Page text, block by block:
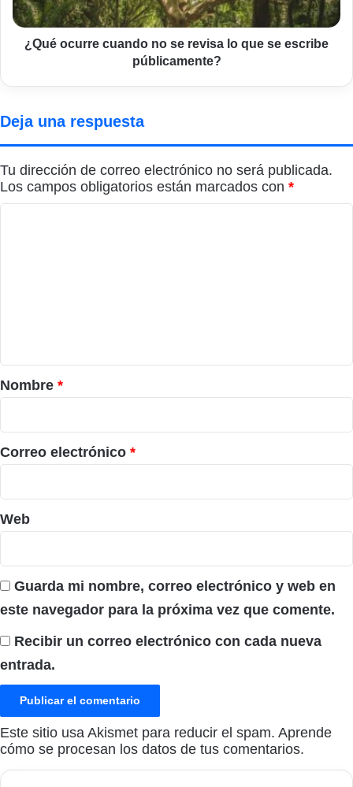
que
se
escribe
¿Qué ocurre cuando no se revisa lo que se escribe
públicamente?
Deja una respuesta
Tu dirección de correo electrónico no será publicada.
Los campos obligatorios están marcados con *
r
i
o
*
Nombre *
Correo electrónico *
Web
Guarda mi nombre, correo electrónico y web en
este navegador para la próxima vez que comente.
Recibir un correo electrónico con cada nueva
entrada.
Este sitio usa Akismet para reducir el spam. Aprende
cómo se procesan los datos de tus comentarios.